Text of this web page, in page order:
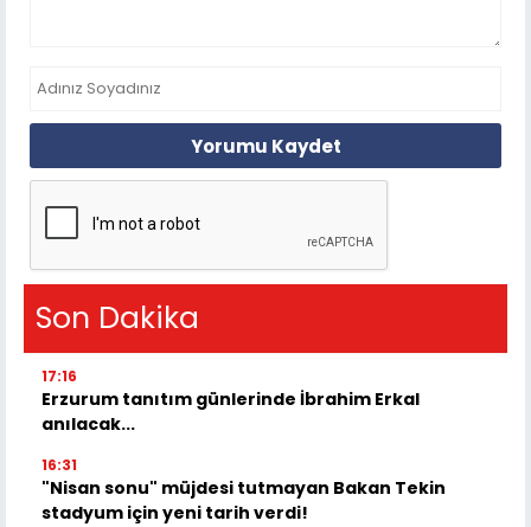
Yorumu Kaydet
Son Dakika
17:16
Erzurum tanıtım günlerinde İbrahim Erkal
anılacak...
16:31
"Nisan sonu" müjdesi tutmayan Bakan Tekin
stadyum için yeni tarih verdi!